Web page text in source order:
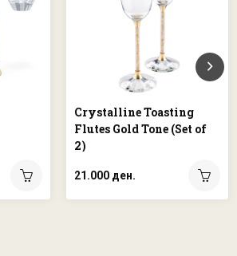
Crystalline Toasting
Flutes Gold Tone (Set of
2)
21.000 ден.